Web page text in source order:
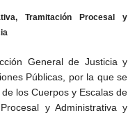
Tramitación Procesal y
General de Justicia y
Públicas, por la que se
los Cuerpos y Escalas de
y Administrativa y